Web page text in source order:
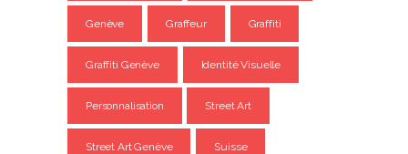
Genève Graffeur Graffiti
Graffiti Genève Identité Visuelle
Personnalisation Street Art
Street Art Genève Suisse